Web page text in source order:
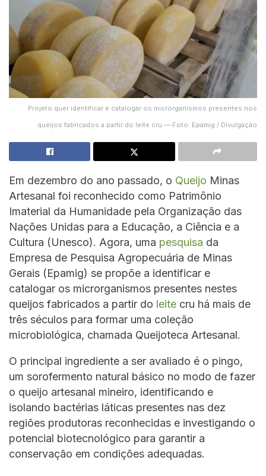
Projeto quer identificar e catalogar os microrganismos presentes nos
queijos fabricados a partir do leite cru — Foto: Epamig / Divulgação
Em dezembro do ano passado, o Queijo Minas
Artesanal foi reconhecido como Patrimônio
Imaterial da Humanidade pela Organização das
Nações Unidas para a Educação, a Ciência e a
Cultura (Unesco). Agora, uma pesquisa da
Empresa de Pesquisa Agropecuária de Minas
Gerais (Epamig) se propõe a identificar e
catalogar os microrganismos presentes nestes
queijos fabricados a partir do leite cru há mais de
três séculos para formar uma coleção
microbiológica, chamada Queijoteca Artesanal.
O principal ingrediente a ser avaliado é o pingo,
um sorofermento natural básico no modo de fazer
o queijo artesanal mineiro, identificando e
isolando bactérias láticas presentes nas dez
regiões produtoras reconhecidas e investigando o
potencial biotecnológico para garantir a
conservação em condições adequadas.